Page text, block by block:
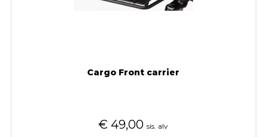
Cargo Front carrier
€ 49,00 sis. alv